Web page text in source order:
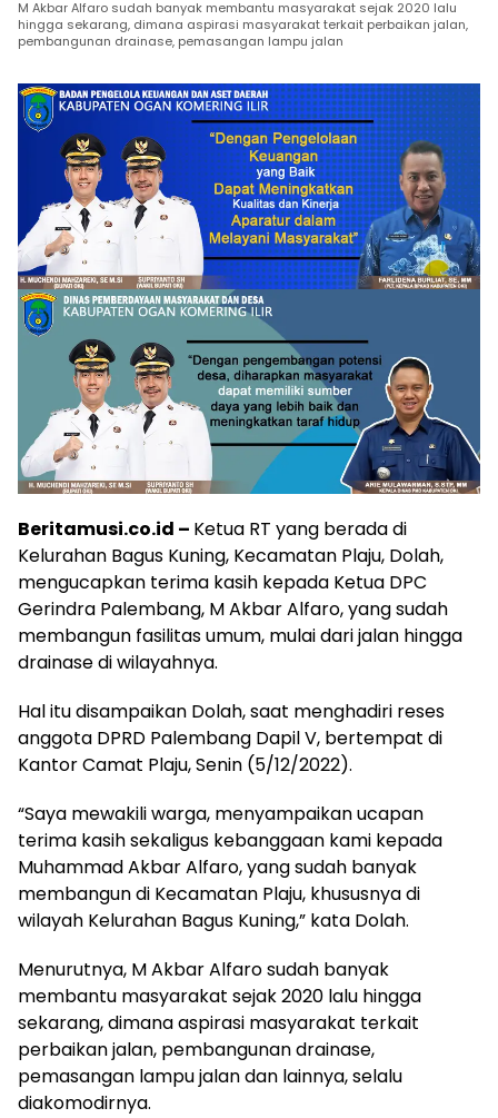
M Akbar Alfaro sudah banyak membantu masyarakat sejak 2020 lalu
hingga sekarang, dimana aspirasi masyarakat terkait perbaikan jalan,
pembangunan drainase, pemasangan lampu jalan
Beritamusi.co.id – Ketua RT yang berada di
Kelurahan Bagus Kuning, Kecamatan Plaju, Dolah,
mengucapkan terima kasih kepada Ketua DPC
Gerindra Palembang, M Akbar Alfaro, yang sudah
membangun fasilitas umum, mulai dari jalan hingga
drainase di wilayahnya.
Hal itu disampaikan Dolah, saat menghadiri reses
anggota DPRD Palembang Dapil V, bertempat di
Kantor Camat Plaju, Senin (5/12/2022).
“Saya mewakili warga, menyampaikan ucapan
terima kasih sekaligus kebanggaan kami kepada
Muhammad Akbar Alfaro, yang sudah banyak
membangun di Kecamatan Plaju, khususnya di
wilayah Kelurahan Bagus Kuning,” kata Dolah.
Menurutnya, M Akbar Alfaro sudah banyak
membantu masyarakat sejak 2020 lalu hingga
sekarang, dimana aspirasi masyarakat terkait
perbaikan jalan, pembangunan drainase,
pemasangan lampu jalan dan lainnya, selalu
diakomodirnya.